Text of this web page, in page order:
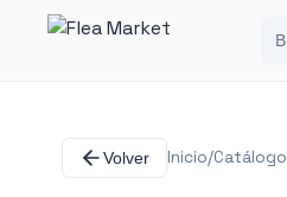
Volver Inicio/Catálogo